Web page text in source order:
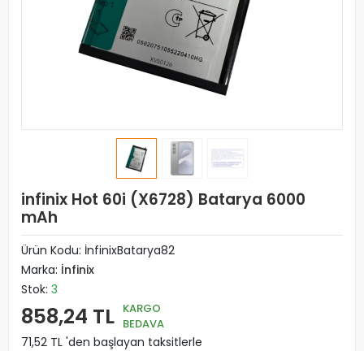
infinix Hot 60i (X6728) Batarya 6000
mAh
Ürün Kodu: İnfinixBatarya82
Marka: İnfinix
Stok: 3
858,24 TL KARGO
BEDAVA
71,52 TL 'den başlayan taksitlerle